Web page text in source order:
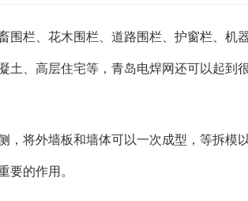
围栏、花木围栏、道路围栏、护窗栏、机
土、高层住宅等，青岛电焊网还可以起到
将外墙板和墙体可以一次成型，等拆模
的作用。